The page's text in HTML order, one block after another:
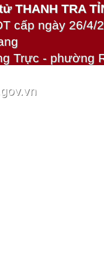
THANH TRA
cấp ngày 26/4/
Trực - phường